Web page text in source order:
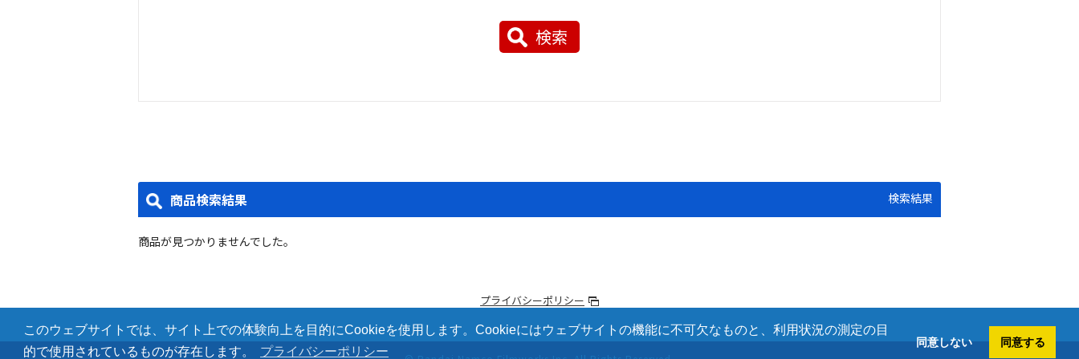
このウェブサイトでは、サイト上での体験向上を目的にCookieを使用します。Cookieにはウェブサイトの機能に不可欠なものと、利用状況の測定の目
的で使用されているものが存在します。
プライバシーポリシー
同意しない 同意する
検索
商品検索結果 検索結果
商品が見つかりませんでした。
プライバシーポリシー